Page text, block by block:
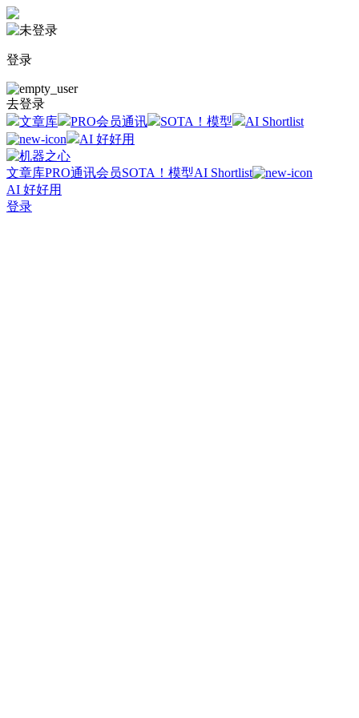
登录
去登录
文章库
PRO会员通讯 SOTA！模型
AI Shortlist
AI 好好用
文章库PRO通讯会员SOTA！模型AI Shortlist
AI 好好用
登录